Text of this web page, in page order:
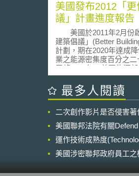
美國發布2012「
議」計畫進度報告
美國於2011年2月份
建築倡議」(Better
計劃，期在2020年達成
業之能源密集度百分之二
展望2013年，美國能源部
發布該倡議之進度報告
Report)。報告開宗明義
建築能源效率之投資障礙
證數據 (2) 尚缺少潛在市
決方案之相關資訊 (3) 能
商業最佳實踐尚未普遍被
此，能源部致力於發展以
創新產業研發 (2)促進能
(3) 培育清潔能源之技術
最多人閱讀
二次創作影片是否侵害
美國聯邦法院有關
運作技術成熟度
美國涉密聯邦政府員工